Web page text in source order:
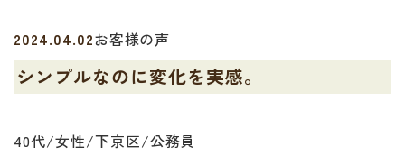
2024.04.02お客様の声
シンプルなのに変化を実感。
40代/女性/下京区/公務員